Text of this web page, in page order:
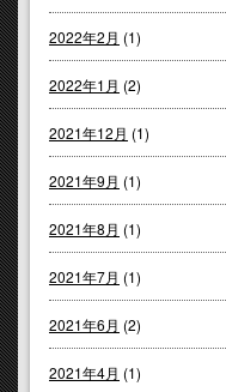
2022年2月 (1)
2022年1月 (2)
2021年12月 (1)
2021年9月 (1)
2021年8月 (1)
2021年7月 (1)
2021年6月 (2)
2021年4月 (1)